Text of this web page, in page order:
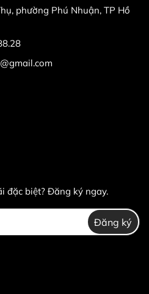
trả hàng:
phường Phú Nhuận, TP Hồ
đặc biệt? Đăng ký ngay.
Đăng ký